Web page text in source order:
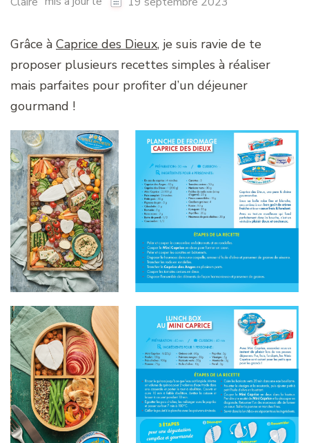
Grâce à Caprice des Dieux, je suis ravie de te
proposer plusieurs recettes simples à réaliser
mais parfaites pour profiter d’un déjeuner
gourmand !